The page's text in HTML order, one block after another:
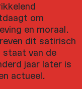
om
en moraal.
dit satirisch
van de
jaar later is
actueel.